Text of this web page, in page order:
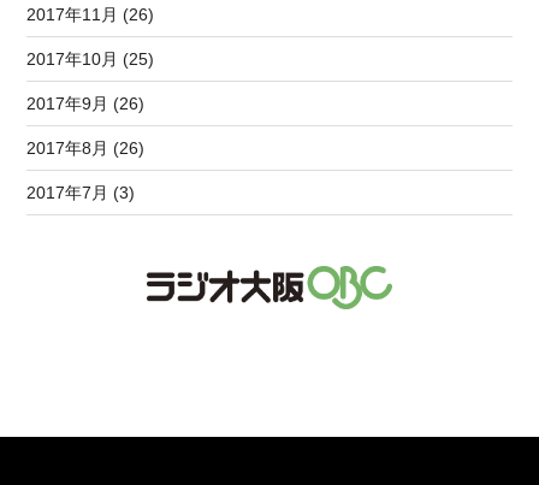
2017年11月 (26)
2017年10月 (25)
2017年9月 (26)
2017年8月 (26)
2017年7月 (3)